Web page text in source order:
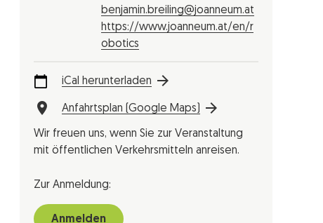
benjamin.breiling@joanneum.at
https://www.joanneum.at/en/r
obotics
iCal herunterladen
Anfahrtsplan (Google Maps)
Wir freuen uns, wenn Sie zur Veranstaltung
mit öffentlichen Verkehrsmitteln anreisen.
Zur Anmeldung:
Anmelden